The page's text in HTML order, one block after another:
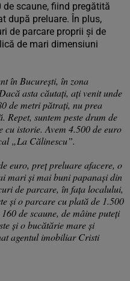
scaune, fiind pregătită
după preluare. În plus,
de parcare proprii și de
de mari dimensiuni
în București, în zona
asta căutați, ați venit unde
de metri pătrați, nu prea
Repet, suntem peste drum de
istorie. Avem 4.500 de euro
„La Călinescu”.
euro, preț preluare afacere, o
mari și mai buni papanași din
de parcare, în fața localului,
și o parcare cu plată de 1.500
de scaune, de mâine puteți
și o bucătărie mare și
agentul imobiliar Cristi